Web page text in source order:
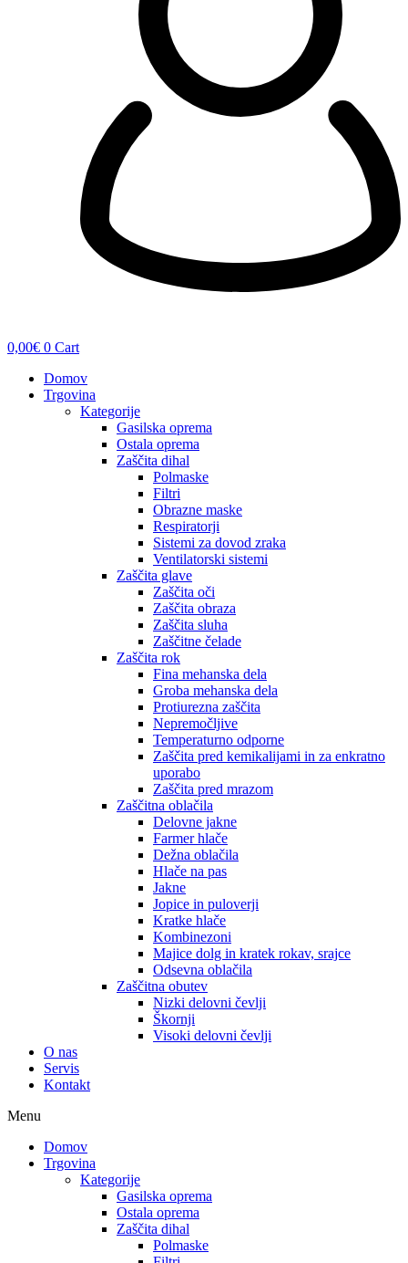
0,00€ 0 Cart
Domov
Trgovina
Kategorije
Gasilska oprema
Ostala oprema
Zaščita dihal
Polmaske
Filtri
Obrazne maske
Respiratorji
Sistemi za dovod zraka
Ventilatorski sistemi
Zaščita glave
Zaščita oči
Zaščita obraza
Zaščita sluha
Zaščitne čelade
Zaščita rok
Fina mehanska dela
Groba mehanska dela
Protiurezna zaščita
Nepremočljive
Temperaturno odporne
Zaščita pred kemikalijami in za enkratno
uporabo
Zaščita pred mrazom
Zaščitna oblačila
Delovne jakne
Farmer hlače
Dežna oblačila
Hlače na pas
Jakne
Jopice in puloverji
Kratke hlače
Kombinezoni
Majice dolg in kratek rokav, srajce
Odsevna oblačila
Zaščitna obutev
Nizki delovni čevlji
Škornji
Visoki delovni čevlji
O nas
Servis
Kontakt
Menu
Domov
Trgovina
Kategorije
Gasilska oprema
Ostala oprema
Zaščita dihal
Polmaske